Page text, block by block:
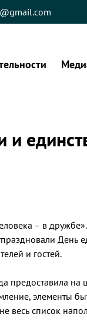
и
– в
День
и гостей.
предоставила
элементы
весь список